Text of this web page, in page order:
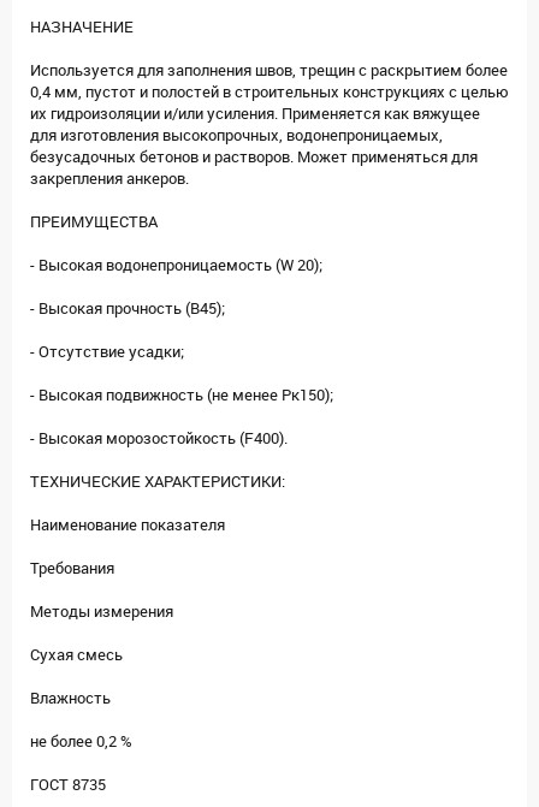
НАЗНАЧЕНИЕ
Используется для заполнения швов, трещин с раскрытием более
0,4 мм, пустот и полостей в строительных конструкциях с целью
их гидроизоляции и/или усиления. Применяется как вяжущее
для изготовления высокопрочных, водонепроницаемых,
безусадочных бетонов и растворов. Может применяться для
закрепления анкеров.
ПРЕИМУЩЕСТВА
- Высокая водонепроницаемость (W 20);
- Высокая прочность (В45);
- Отсутствие усадки;
- Высокая подвижность (не менее Рк150);
- Высокая морозостойкость (F400).
ТЕХНИЧЕСКИЕ ХАРАКТЕРИСТИКИ:
Наименование показателя
Требования
Методы измерения
Сухая смесь
Влажность
не более 0,2 %
ГОСТ 8735